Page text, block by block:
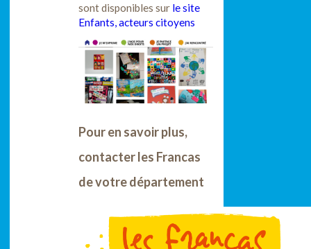
sont disponibles sur le site
Enfants, acteurs citoyens
Pour en savoir plus,
contacter les Francas
de votre département